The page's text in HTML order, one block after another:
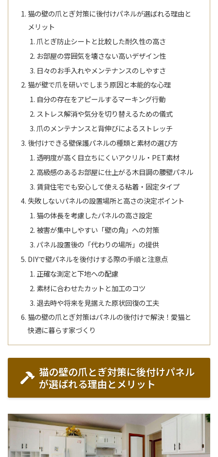
猫の壁の爪とぎ対策に後付けパネルが選ばれる理由と
メリット
爪とぎ防止シートと比較した耐久性の高さ
お部屋の雰囲気を壊さない高いデザイン性
日々のお手入れやメンテナンスのしやすさ
猫が壁で爪を研いでしまう原因と本能的な心理
自分の存在をアピールするマーキング行動
ストレス解消や気分を切り替えるための儀式
爪のメンテナンスと背伸びによるストレッチ
後付けできる壁保護パネルの種類と素材の選び方
透明度が高く目立ちにくいアクリル・PET素材
高級感のあるお部屋に仕上がる木目調の腰壁パネル
賃貸住宅でも安心して使える粘着・固定タイプ
失敗しないパネルの設置場所と高さの決定ポイント
猫の体長を考慮したパネルの高さ設定
被害が集中しやすい「壁の角」への対策
パネル設置後の「代わりの場所」の提供
DIYで壁パネルを後付けする際の手順と注意点
正確な測定と下地への配慮
素材に合わせたカットと加工のコツ
退去時や将来を見据えた原状回復の工夫
猫の壁の爪とぎ対策はパネルの後付けで解決！愛猫と
快適に暮らす家づくり
猫の壁の爪とぎ対策に後付けパネル
が選ばれる理由とメリット